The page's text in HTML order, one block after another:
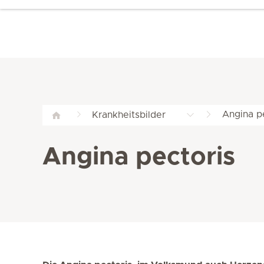
Krankheitsbilder Angina
Angina pectoris